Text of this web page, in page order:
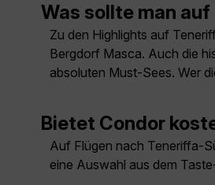
Was sollte man
Zu den Highlights auf
Bergdorf Masca. Auch die
absoluten Must-Sees. Wer
Bietet Condor
Auf Flügen nach Teneriffa-
eine Auswahl aus dem